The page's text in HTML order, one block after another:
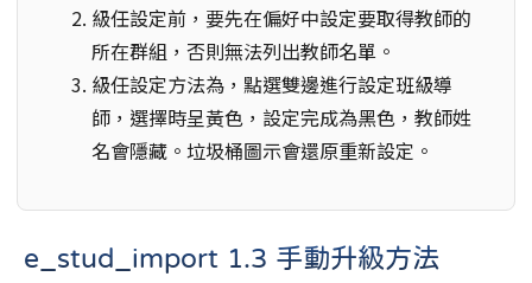
級任設定前，要先在偏好中設定要取得教師的
所在群組，否則無法列出教師名單。
級任設定方法為，點選雙邊進行設定班級導
師，選擇時呈黃色，設定完成為黑色，教師姓
名會隱藏。垃圾桶圖示會還原重新設定。
e_stud_import 1.3 手動升級方法